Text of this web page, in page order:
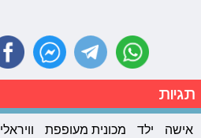
תגיות
אישה ילד מכונית מעופפת וויראלי